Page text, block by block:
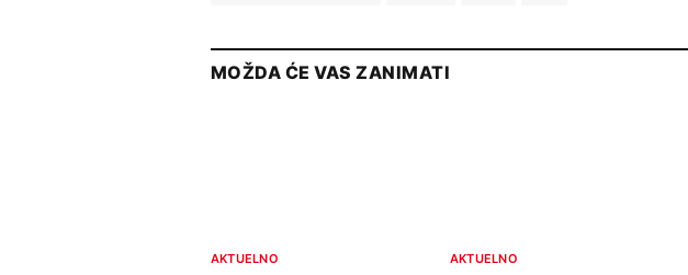
MOŽDA ĆE VAS ZANIMATI
AKTUELNO AKTUELNO